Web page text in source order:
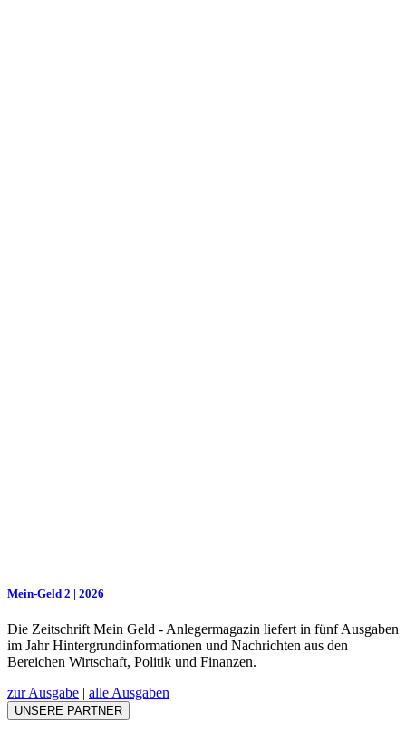
Mein-Geld 2 | 2026
Die Zeitschrift Mein Geld - Anlegermagazin liefert in fünf Ausgaben
im Jahr Hintergrundinformationen und Nachrichten aus den
Bereichen Wirtschaft, Politik und Finanzen.
zur Ausgabe | alle Ausgaben
UNSERE PARTNER